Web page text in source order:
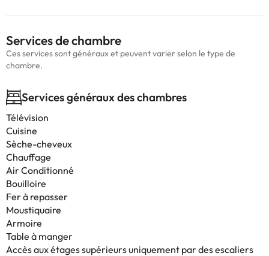
Services de chambre
Ces services sont généraux et peuvent varier selon le type de
chambre.
Services généraux des chambres
Télévision
Cuisine
Sèche-cheveux
Chauffage
Air Conditionné
Bouilloire
Fer à repasser
Moustiquaire
Armoire
Table à manger
Accès aux étages supérieurs uniquement par des escaliers